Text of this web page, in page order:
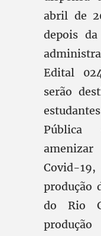
abril de
depois
Edital
serão
Pública
Covid-19,
produção
do Rio